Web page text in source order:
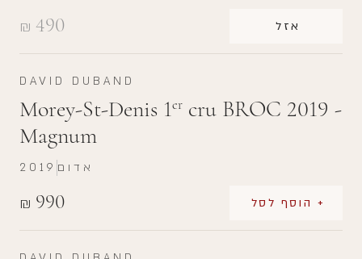
₪ 490 אזל
DAVID DUBAND
Morey-St-Denis 1er cru BROC 2019 -
Magnum
₪ 990 + הוסף לסל
2019 אדום